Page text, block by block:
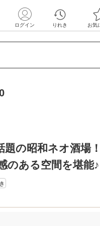
ログイン りれき お気
題の昭和ネオ酒場！
のある空間を堪能♪